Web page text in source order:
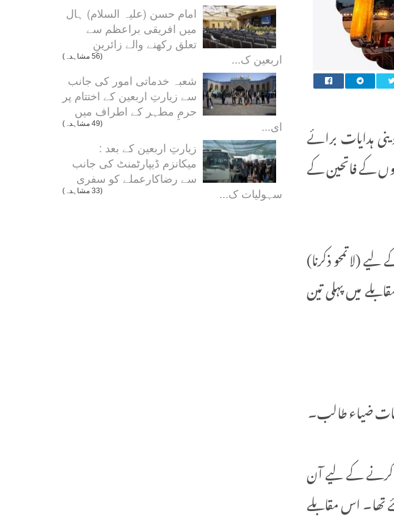
ہدایات برائے
کے فاتحین کے
(لا تمحو ذكرنا)
اس مقابلے میں پہلی تین
ضياء طالب۔
کرنے کے لیے آن
کی بچیوں کے لئے تھا۔ اس مقابلے
امام حسن (علیہ السلام) ہال
میں افریقی براعظم سے
تعلق رکھنے والے زائرینِ
اربعین ک...
(56 مشاہدہ)
شعبہ خدماتی امور کی جانب
سے زیارتِ اربعین کے اختتام پر
حرمِ مطہر کے اطراف میں
ای...
(49 مشاہدہ)
زیارتِ اربعین کے بعد :
میکانزم ڈیپارٹمنٹ کی جانب
سے رضاکارعملے کو سفری
سہولیات ک...
(33 مشاہدہ)